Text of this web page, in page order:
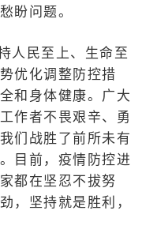
盼问题。
人民至上、生命至
优化调整防控措
和身体健康。广大
作者不畏艰辛、勇
们战胜了前所未有
目前，疫情防控进
都在坚忍不拔努
，坚持就是胜利，